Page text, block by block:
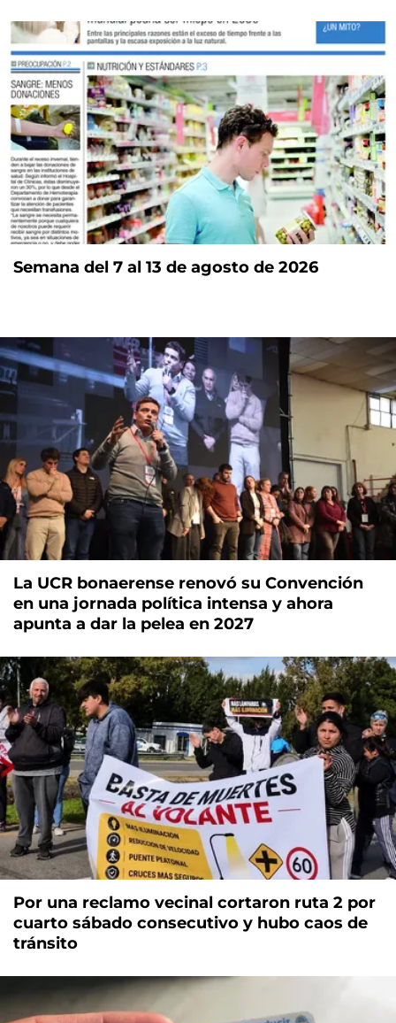
Semana del 7 al 13 de agosto de 2026
La UCR bonaerense renovó su Convención
en una jornada política intensa y ahora
apunta a dar la pelea en 2027
Por una reclamo vecinal cortaron ruta 2 por
cuarto sábado consecutivo y hubo caos de
tránsito